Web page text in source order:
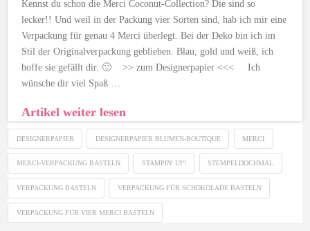
Kennst du schon die Merci Coconut-Collection? Die sind so
lecker!! Und weil in der Packung vier Sorten sind, hab ich mir eine
Verpackung für genau 4 Merci überlegt. Bei der Deko bin ich im
Stil der Originalverpackung geblieben. Blau, gold und weiß, ich
hoffe sie gefällt dir. 🙂 >> zum Designerpapier <<< Ich
wünsche dir viel Spaß …
Artikel weiter lesen
DESIGNERPAPIER DESIGNERPAPIER BLUMEN-BOUTIQUE MERCI
MERCI-VERPACKUNG BASTELN STAMPIN' UP! STEMPELDOCHMAL
VERPACKUNG BASTELN VERPACKUNG FÜR SCHOKOLADE BASTELN
VERPACKUNG FÜR VIER MERCI BASTELN